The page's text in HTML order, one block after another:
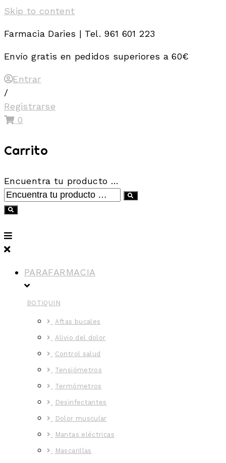
Skip to content
Farmacia Daries | Tel. 961 601 223
Envío gratis en pedidos superiores a 60€
Entrar
/
Registrarse
0
Carrito
Encuentra tu producto …
PARAFARMACIA
BOTIQUIN
Aftas bucales
Alivio del dolor
Control salud
Tensiómetros
Termómetros
Desinfectantes
Dolor muscular
Mantas eléctricas
Mascarillas